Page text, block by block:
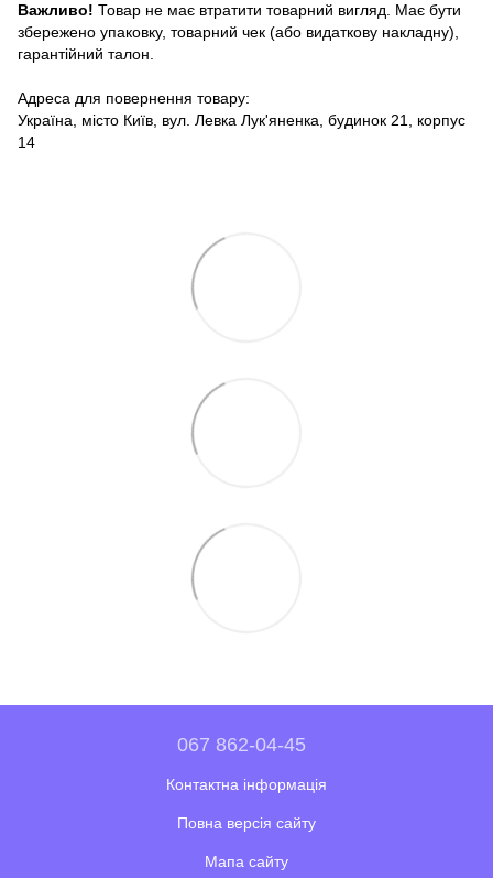
Важливо! Товар не має втратити товарний вигляд. Має бути
збережено упаковку, товарний чек (або видаткову накладну),
гарантійний талон.
Адреса для повернення товару:
Україна, місто Київ, вул. Левка Лук'яненка, будинок 21, корпус
14
067 862-04-45
Контактна інформація
Повна версія сайту
Мапа сайту